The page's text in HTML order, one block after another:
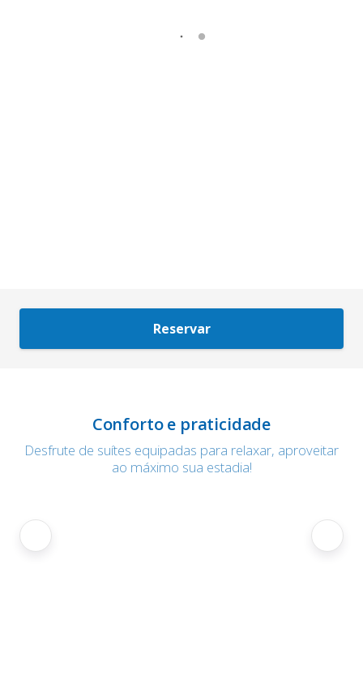
Reservar
Conforto e praticidade
Desfrute de suítes equipadas para relaxar, aproveitar
ao máximo sua estadia!